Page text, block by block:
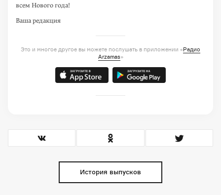
всем Нового года!
Ваша редакция
Это и многое другое вы можете послушать в приложении «Радио
Arzamas»
История выпусков